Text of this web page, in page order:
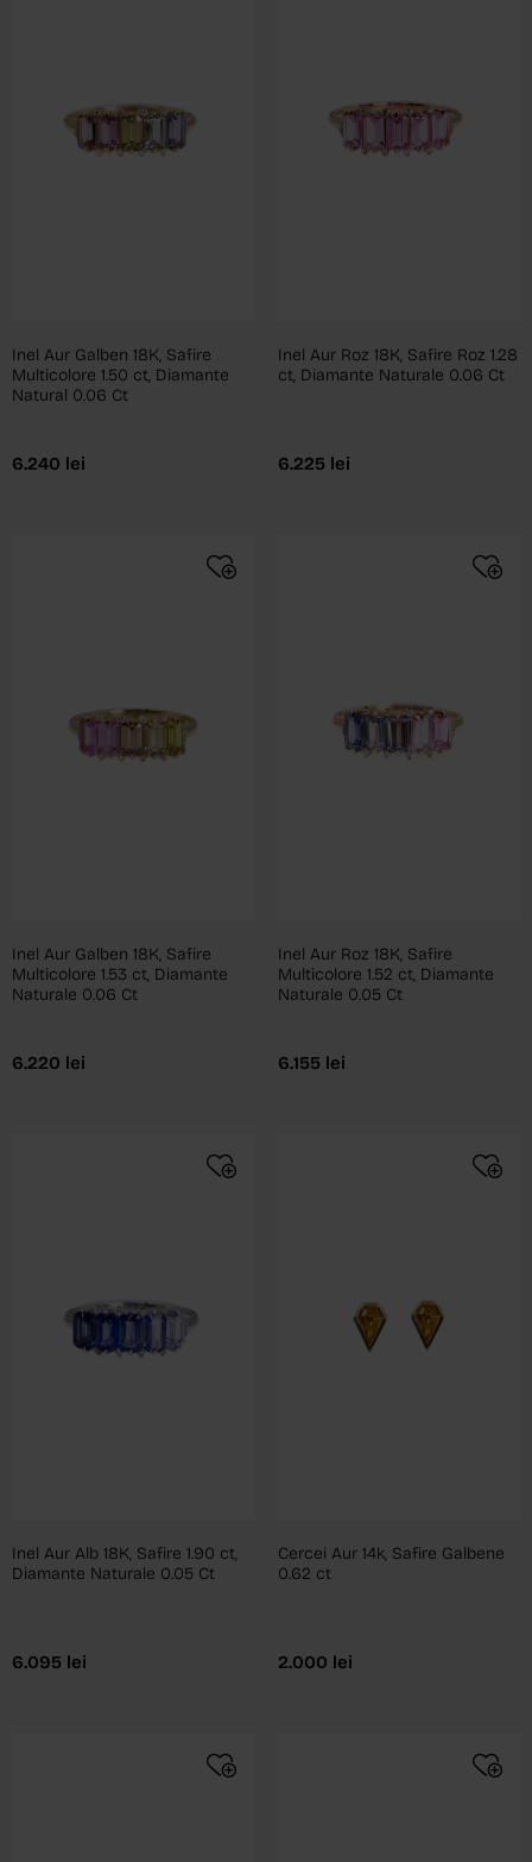
Inel Aur Galben 18K, Safire
Multicolore 1.50 ct, Diamante
Natural 0.06 Ct
6.240 lei
Inel Aur Roz 18K, Safire Roz 1.28
ct, Diamante Naturale 0.06 Ct
6.225 lei
Inel Aur Galben 18K, Safire
Multicolore 1.53 ct, Diamante
Naturale 0.06 Ct
6.220 lei
Inel Aur Roz 18K, Safire
Multicolore 1.52 ct, Diamante
Naturale 0.05 Ct
6.155 lei
Inel Aur Alb 18K, Safire 1.90 ct,
Diamante Naturale 0.05 Ct
6.095 lei
Cercei Aur 14k, Safire Galbene
0.62 ct
2.000 lei